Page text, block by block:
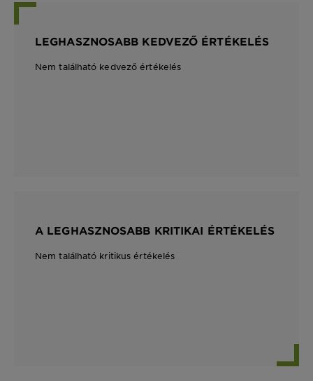
LEGHASZNOSABB KEDVEZŐ ÉRTÉKELÉS
Nem található kedvező értékelés
A LEGHASZNOSABB KRITIKAI ÉRTÉKELÉS
Nem található kritikus értékelés